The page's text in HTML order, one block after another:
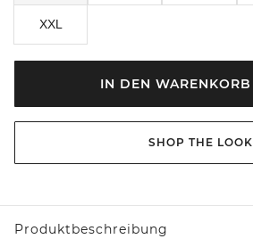
XXL
IN DEN WARENKORB
SHOP THE LOOK
Produktbeschreibung